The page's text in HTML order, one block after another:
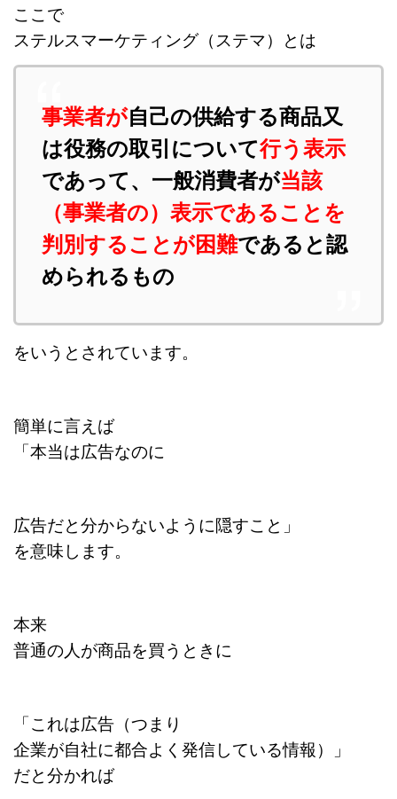
ここで
ステルスマーケティング（ステマ）とは
事業者が自己の供給する商品又
は役務の取引について行う表示
であって、一般消費者が当該
（事業者の）表示であることを
判別することが困難であると認
められるもの
をいうとされています。
簡単に言えば
「本当は広告なのに
広告だと分からないように隠すこと」
を意味します。
本来
普通の人が商品を買うときに
「これは広告（つまり
企業が自社に都合よく発信している情報）」
だと分かれば